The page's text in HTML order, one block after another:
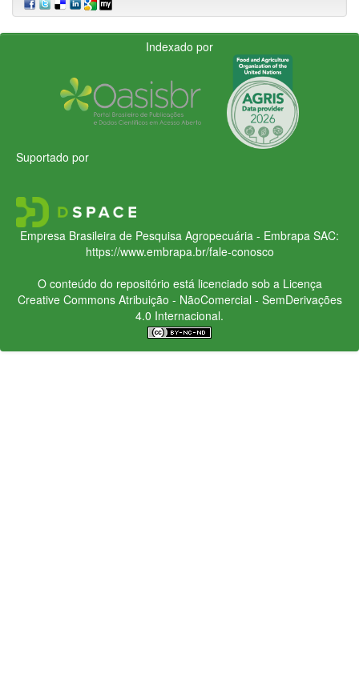
Indexado por
Suportado por
Empresa Brasileira de Pesquisa Agropecuária - Embrapa SAC:
https://www.embrapa.br/fale-conosco
O conteúdo do repositório está licenciado sob a Licença
Creative CommonsAtribuição - NãoComercial - SemDerivações
4.0 Internacional.